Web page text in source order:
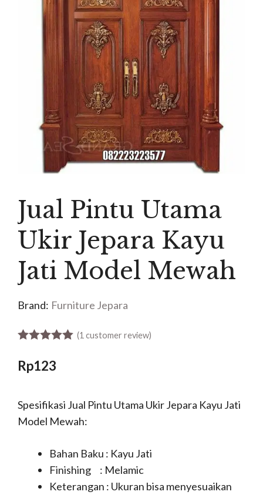
Jual Pintu Utama
Ukir Jepara Kayu
Jati Model Mewah
Brand: Furniture Jepara
(1 customer review)
Rp123
Spesifikasi Jual Pintu Utama Ukir Jepara Kayu Jati
Model Mewah:
Bahan Baku : Kayu Jati
Finishing : Melamic
Keterangan : Ukuran bisa menyesuaikan